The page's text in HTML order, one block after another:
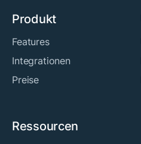
Produkt
Features
Integrationen
Preise
Ressourcen